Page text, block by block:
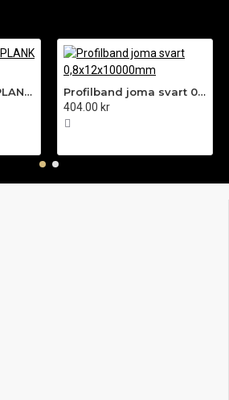
42X120 SPONTAD PLANK BOX SPONT L=
Profilband joma svart 0,8x12x10000mm
404.00 kr